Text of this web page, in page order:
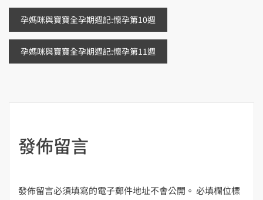
文
章
孕媽咪與寶寶全孕期週記:懷孕第10週
孕媽咪與寶寶全孕期週記:懷孕第11週
發佈留言
發佈留言必須填寫的電子郵件地址不會公開。 必填欄位標